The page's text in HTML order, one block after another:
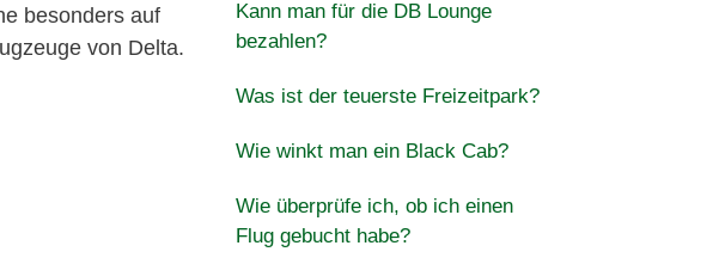
besonders auf
von Delta.
Kann man für die DB Lounge
bezahlen?
Was ist der teuerste Freizeitpark?
Wie winkt man ein Black Cab?
Wie überprüfe ich, ob ich einen
Flug gebucht habe?